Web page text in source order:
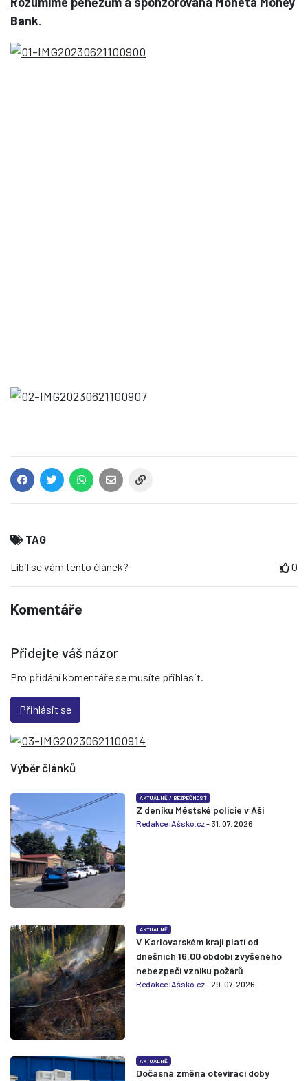
Bank.
TAG
Líbil se vám tento článek? 0
Komentáře
Přidejte váš názor
Pro přidání komentáře se musíte přihlásit.
Přihlásit se
Výběr článků
AKTUÁLNĚ / BEZPEČNOST
Z deníku Městské policie v Aši
Redakce iAšsko.cz- 31. 07. 2026
AKTUÁLNĚ
V Karlovarském kraji platí od
dnešních 16:00 období zvýšeného
nebezpečí vzniku požárů
Redakce iAšsko.cz- 29. 07. 2026
AKTUÁLNĚ
Dočasná změna otevírací doby